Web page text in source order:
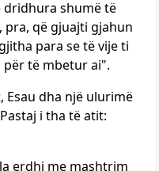
dridhura shumë të
pra, që gjuajti gjahun
para se të vije ti
për të mbetur ai".
Esau dha një ulurimë
i tha të atit:
erdhi me mashtrim